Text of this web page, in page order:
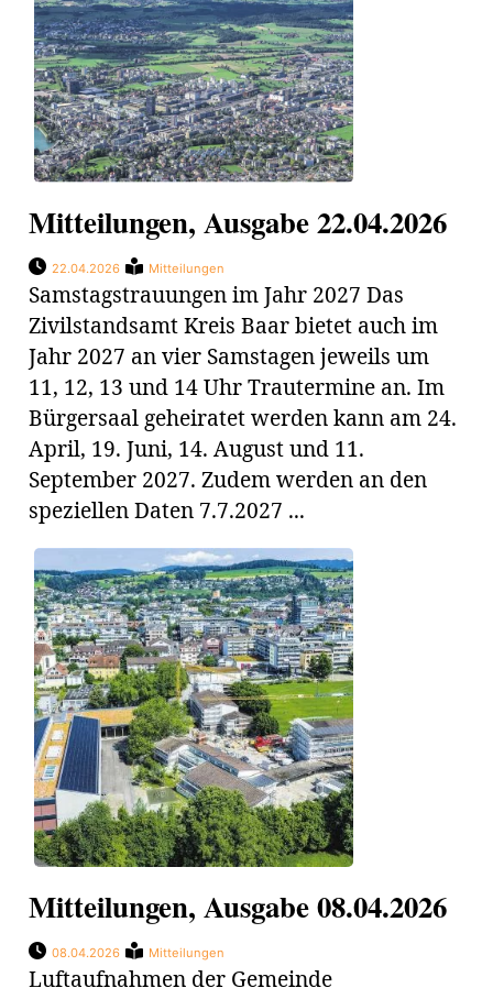
Mitteilungen, Ausgabe 22.04.2026
22.04.2026 Mitteilungen
Samstagstrauungen im Jahr 2027 Das
Zivilstandsamt Kreis Baar bietet auch im
Jahr 2027 an vier Samstagen jeweils um
11, 12, 13 und 14 Uhr Trautermine an. Im
Bürgersaal geheiratet werden kann am 24.
April, 19. Juni, 14. August und 11.
September 2027. Zudem werden an den
speziellen Daten 7.7.2027 ...
Mitteilungen, Ausgabe 08.04.2026
08.04.2026 Mitteilungen
Luftaufnahmen der Gemeinde